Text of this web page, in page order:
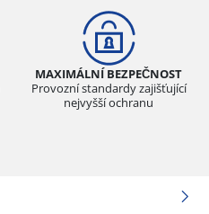
MAXIMÁLNÍ BEZPEČNOST
Provozní standardy zajišťující
nejvyšší ochranu